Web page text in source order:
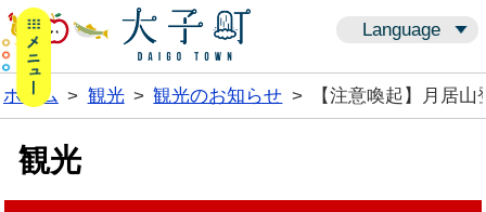
Language
メニューボタン
ホーム > 観光 > 観光のお知らせ > 【注意喚起】月居
観光